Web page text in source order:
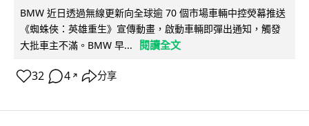
BMW 近日透過無線更新向全球逾 70 個市場車輛中控熒幕推送
《蜘蛛俠：英雄重生》宣傳動畫，啟動車輛即彈出通知，觸發
大批車主不滿。BMW 早...
閱讀全文
32 4 ↗ 分享